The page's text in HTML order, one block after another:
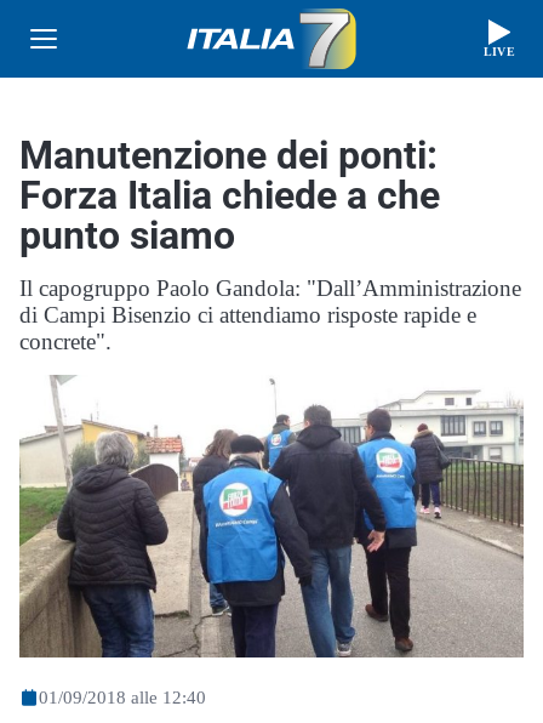
LIVE
Manutenzione dei ponti:
Forza Italia chiede a che
punto siamo
Il capogruppo Paolo Gandola: "Dall’Amministrazione
di Campi Bisenzio ci attendiamo risposte rapide e
concrete".
01/09/2018 alle 12:40